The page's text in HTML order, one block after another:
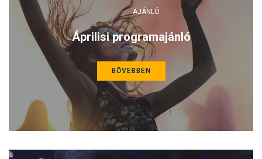
AJÁNLÓ
Áprilisi programajánló
BŐVEBBEN